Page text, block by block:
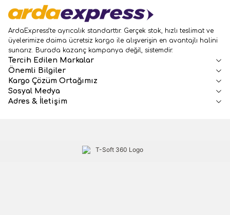
ArdaExpress’te ayrıcalık standarttır. Gerçek stok, hızlı teslimat ve
üyelerimize daima ücretsiz kargo ile alışverişin en avantajlı halini
sunarız. Burada kazanç kampanya değil, sistemdir.
Tercih Edilen Markalar
Önemli Bilgiler
Kargo Çözüm Ortağımız
Sosyal Medya
Adres & İletişim